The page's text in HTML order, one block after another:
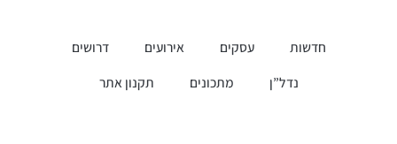
חדשות עסקים אירועים
דרושים
נדל”ן
מתכונים תקנון אתר